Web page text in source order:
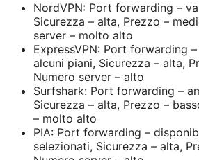
NordVPN: Port forwarding –
Sicurezza – alta, Prezzo –
server – molto alto
ExpressVPN: Port forwarding
alcuni piani, Sicurezza – alta,
Numero server – alto
Surfshark: Port forwarding –
Sicurezza – alta, Prezzo –
– molto alto
PIA: Port forwarding –
selezionati, Sicurezza – alta,